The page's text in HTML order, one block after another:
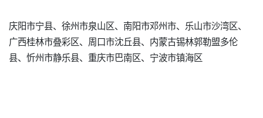
庆阳市宁县、徐州市泉山区、南阳市邓州市、乐山市沙湾区、
广西桂林市叠彩区、周口市沈丘县、内蒙古锡林郭勒盟多伦
县、忻州市静乐县、重庆市巴南区、宁波市镇海区